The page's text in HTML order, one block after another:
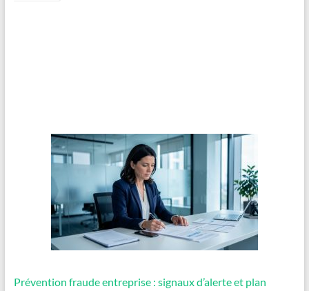
Prévention fraude entreprise : signaux d’alerte et plan